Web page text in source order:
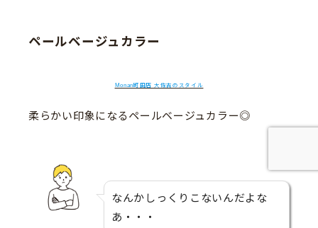
ペールベージュカラー
Monan町田店 大佐古のスタイル
柔らかい印象になるペールベージュカラー◎
なんかしっくりこないんだよな
あ・・・